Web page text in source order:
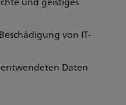
von IT-
entwendeten Daten